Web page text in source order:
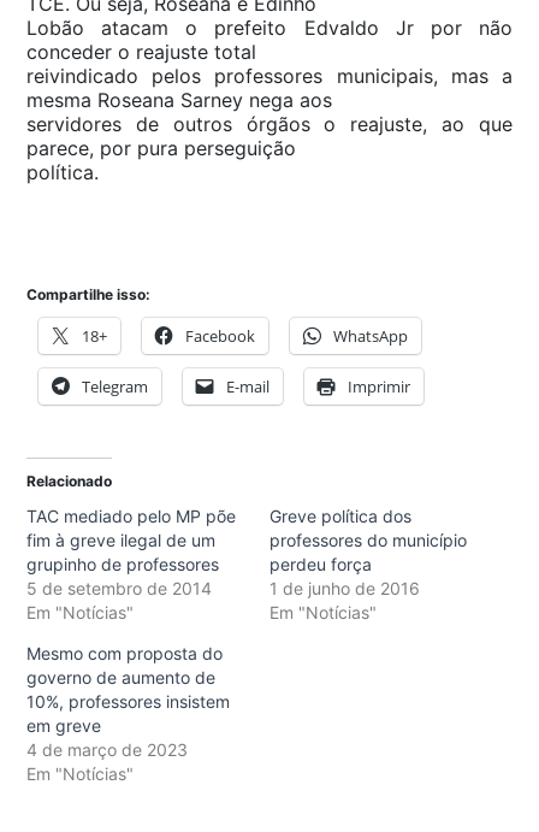
Lobão atacam o prefeito Edvaldo Jr por não
conceder o reajuste total
reivindicado pelos professores municipais, mas a
mesma Roseana Sarney nega aos
servidores de outros órgãos o reajuste, ao que
parece, por pura perseguição
política.
Compartilhe isso:
18+ Facebook WhatsApp
Telegram E-mail Imprimir
Relacionado
TAC mediado pelo MP põe
fim à greve ilegal de um
grupinho de professores
5 de setembro de 2014
Em "Notícias"
Greve política dos
professores do município
perdeu força
1 de junho de 2016
Em "Notícias"
Mesmo com proposta do
governo de aumento de
10%, professores insistem
em greve
4 de março de 2023
Em "Notícias"